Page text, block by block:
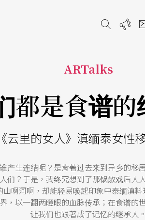
ARTalks
都是食谱的
《云里的女人》滇缅泰女性
产生连结呢？是背著过去来到异乡的移
们？于是，我终究想到了那锅散戏后人
山啊河啊，却能轻易唤起印象中泰缅滇
，以一翻两瞪眼的血脉传承；在食谱的
让我们也跟著成了记忆的继承人。